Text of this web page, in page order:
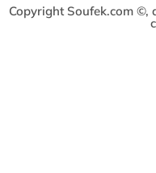
Copyright Soufek.com ©,